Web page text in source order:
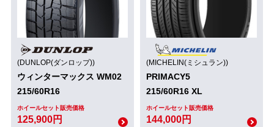
(DUNLOP(ダンロップ))
ウィンターマックス WM02
215/60R16
ホイールセット販売価格
125,900円
(MICHELIN(ミシュラン))
PRIMACY5
215/60R16 XL
ホイールセット販売価格
144,000円